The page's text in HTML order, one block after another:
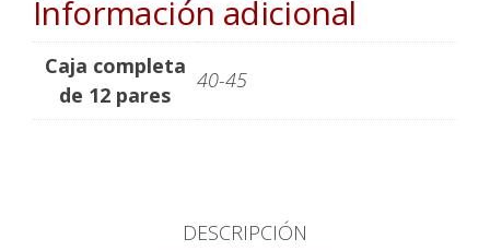
Información adicional
Caja completa
de 12 pares
40-45
DESCRIPCIÓN